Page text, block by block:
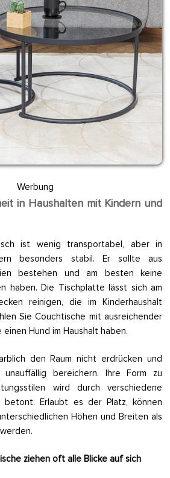
Werbung
in Haushalten mit Kindern und
ist wenig transportabel, aber in
besonders stabil. Er sollte aus
bestehen und am besten keine
haben. Die Tischplatte lässt sich am
reinigen, die im Kinderhaushalt
Sie Couchtische mit ausreichender
Hund im Haushalt haben.
den Raum nicht erdrücken und
unauffällig bereichern. Ihre Form zu
wird durch verschiedene
betont. Erlaubt es der Platz, können
Höhen und Breiten als
ziehen oft alle Blicke auf sich